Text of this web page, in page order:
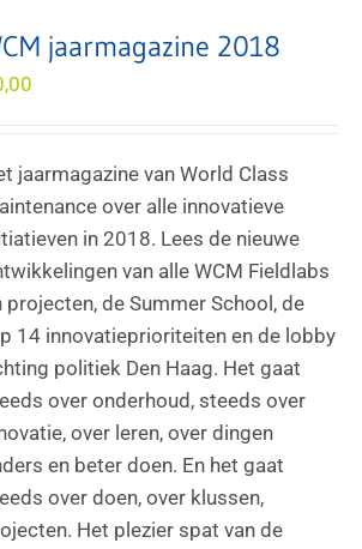
jaarmagazine 2018
jaarmagazine van World Class
over alle innovatieve
in 2018. Lees de nieuwe
van alle WCM Fieldlabs
projecten, de Summer School, de
14 innovatieprioriteiten en de lobby
politiek Den Haag. Het gaat
over onderhoud, steeds over
over leren, over dingen
en beter doen. En het gaat
over doen, over klussen,
Het plezier spat van de